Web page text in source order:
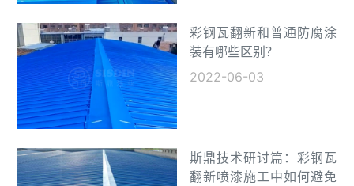
彩钢瓦翻新和普通防腐涂
装有哪些区别？
2022-06-03
斯鼎技术研讨篇：彩钢瓦
翻新喷漆施工中如何避免